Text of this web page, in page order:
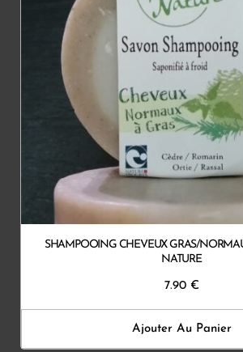
SHAMPOOING CHEVEUX GRAS/
NATURE
7.90 €
Ajouter Au Panier